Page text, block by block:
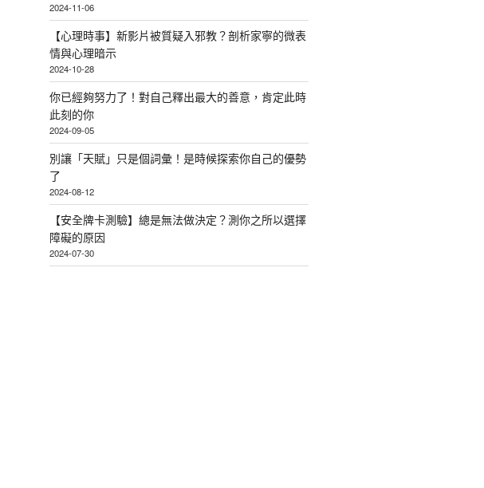
2024-11-06
【心理時事】新影片被質疑入邪教？剖析家寧的微表
情與心理暗示
2024-10-28
你已經夠努力了！對自己釋出最大的善意，肯定此時
此刻的你
2024-09-05
別讓「天賦」只是個詞彙！是時候探索你自己的優勢
了
2024-08-12
【安全牌卡測驗】總是無法做決定？測你之所以選擇
障礙的原因
2024-07-30